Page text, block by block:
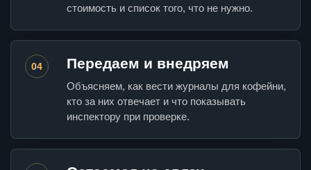
стоимость и список того, что не нужно.
04 Передаем и внедряем
Объясняем, как вести журналы для кофейни,
кто за них отвечает и что показывать
инспектору при проверке.